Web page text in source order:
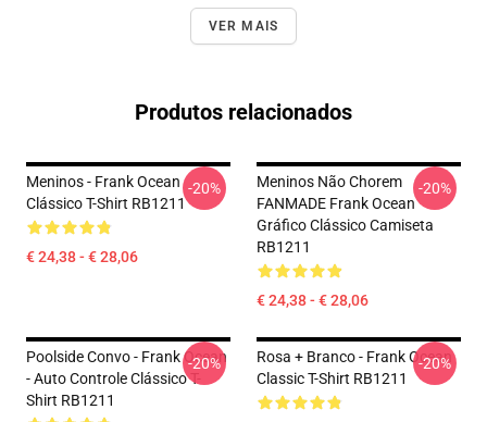
VER MAIS
Produtos relacionados
Meninos - Frank Ocean
Clássico T-Shirt RB1211
€ 24,38 - € 28,06
-20%
Meninos Não Chorem
FANMADE Frank Ocean
Gráfico Clássico Camiseta
RB1211
€ 24,38 - € 28,06
-20%
Poolside Convo - Frank Ocean
- Auto Controle Clássico T-
Shirt RB1211
-20%
Rosa + Branco - Frank Ocean
Classic T-Shirt RB1211
-20%